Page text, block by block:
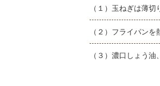
（１）玉ねぎは薄切
（２）フライパン
（３）濃口しょう